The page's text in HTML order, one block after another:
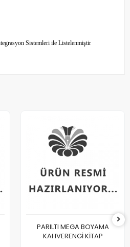
Sistemleri ile Listelenmiştir
PARILTI MEGA BOYAMA
KAHVERENGİ KİTAP